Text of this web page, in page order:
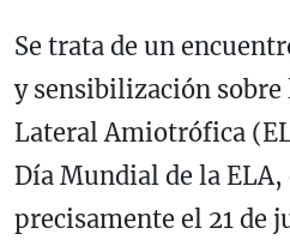
Se trata de un
y sensibilización sobre
Lateral Amiotrófica
Día Mundial de la
precisamente el 21 de